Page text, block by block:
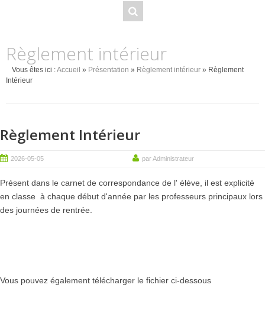
Règlement intérieur
Vous êtes ici :Accueil » Présentation » Règlement intérieur » Règlement
Intérieur
Règlement Intérieur
2026-05-05 par Administrateur
Présent dans le carnet de correspondance de l' élève, il est explicité
en classe à chaque début d'année par les professeurs principaux lors
des journées de rentrée
Vous pouvez également télécharger le fichier ci-dessous